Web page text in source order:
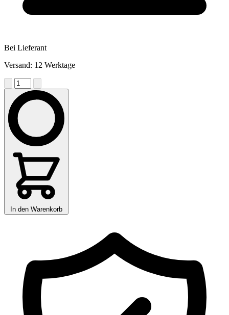
Bei Lieferant
Versand: 12 Werktage
In den Warenkorb